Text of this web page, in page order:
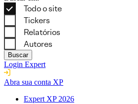
Buscar
Login Expert
Abra sua conta XP
Expert XP 2026